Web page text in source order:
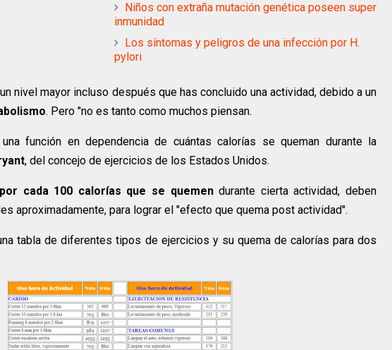
Niños con extraña mutación genética poseen super
inmunidad
Los síntomas y peligros de una infección por H.
pylori
nivel mayor incluso después que has concluido una actividad, debido a un
. Pero "no es tanto como muchos piensan.
función en dependencia de cuántas calorías se queman durante la
, del concejo de ejercicios de los Estados Unidos.
por cada 100 calorías que se quemendurante cierta actividad, deben
aproximadamente, para lograr el "efecto que quema post actividad".
tabla de diferentes tipos de ejercicios y su quema de calorías para dos